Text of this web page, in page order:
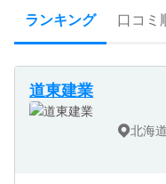
ランキング 口コミ
道東建業
北海